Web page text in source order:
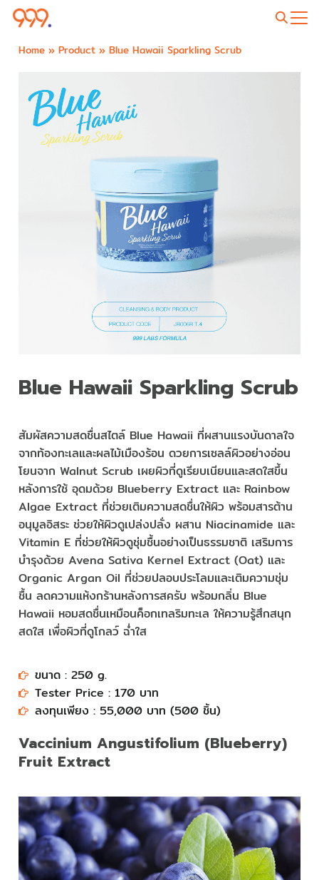
Home » Product » Blue Hawaii Sparkling Scrub
Blue Hawaii Sparkling Scrub
สัมผัสความสดชื่นสไตล์ Blue Hawaii ที่ผสานแรงบันดาลใจ
จากท้องทะเลและผลไม้เมืองร้อน ดวยการเซลล์ผิวอย่างอ่อน
โยนจาก Walnut Scrub เผยผิวที่ดูเรียบเนียนและสดใสขึ้น
หลังการใช้ อุดมด้วย Blueberry Extract และ Rainbow
Algae Extract ที่ช่วยเติมความสดชื่นให้ผิว พร้อมสารต้าน
อนุมูลอิสระ ช่วยให้ผิวดูเปล่งปลั่ง ผสาน Niacinamide และ
Vitamin E ที่ช่วยให้ผิวดูชุ่มชื้นอย่างเป็นธรรมชาติ เสริมการ
บำรุงด้วย Avena Sativa Kernel Extract (Oat) และ
Organic Argan Oil ที่ช่วยปลอบประโลมและเติมความชุ่ม
ชื้น ลดความแห้งกร้านหลังการสครับ พร้อมกลิ่น Blue
Hawaii หอมสดชื่นเหมือนค็อกเทลริมทะเล ให้ความรู้สึกสนุก
สดใส เพื่อผิวที่ดูโกลว์ ฉ่ำใส
ขนาด : 250 g.​
Tester Price : 170 บาท​​​​​​​
ลงทุนเพียง : 55,000 บาท (500 ชิ้น)​​​​​​​
Vaccinium Angustifolium (Blueberry)
Fruit Extract